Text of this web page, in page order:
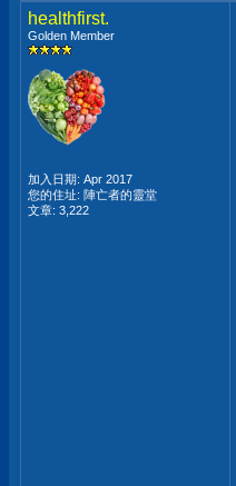
healthfirst.
Golden Member
加入日期: Apr 2017
您的住址: 陣亡者的靈堂
文章: 3,222